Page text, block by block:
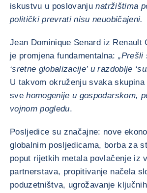
iskustvu u poslovanjunatržištima
politički prevrati nisu neuobičajeni.
Jean Dominique Senard iz Renault
je promjena fundamentalna:„Prešli
‘sretne globalizacije’ u razdoblje
U takvom okruženju svaka
svehomogenije u gospodarskom,
vojnom pogledu.
Posljedice su značajne: nove
globalnim posljedicama, borba za
poput rijetkih metala povlačenje iz
partnerstava, propitivanje načela
poduzetništva, ugrožavanje